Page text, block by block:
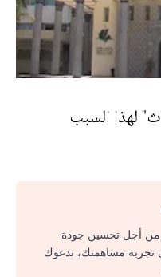
لهذا السبب
من أجل تحسين جودة
تجربة مساهمتك، ندعوك